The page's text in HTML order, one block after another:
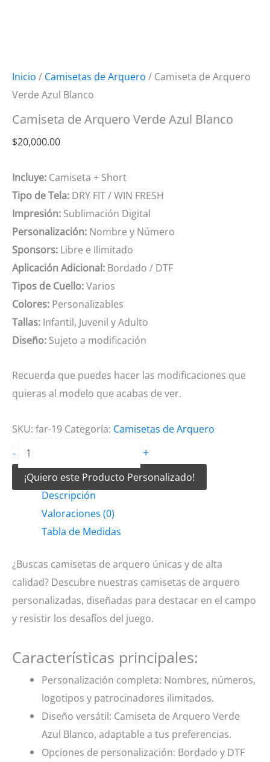
Inicio / Camisetas de Arquero / Camiseta de Arquero
Verde Azul Blanco
Camiseta de Arquero Verde Azul Blanco
$20,000.00
Incluye: Camiseta + Short
Tipo de Tela: DRY FIT / WIN FRESH
Impresión: Sublimación Digital
Personalización: Nombre y Número
Sponsors: Libre e Ilimitado
Aplicación Adicional: Bordado / DTF
Tipos de Cuello:Varios
Colores: Personalizables
Tallas: Infantil, Juvenil y Adulto
Diseño: Sujeto a modificación
Recuerda que puedes hacer las modificaciones que
quieras al modelo que acabas de ver.
SKU: far-19 Categoría: Camisetas de Arquero
-
Camiseta
de
Arquero
Verde
Blanco
+
¡Quiero este Producto Personalizado!
Descripción
Valoraciones (0)
Tabla de Medidas
¿Buscas camisetas de arquero únicas y de alta
calidad? Descubre nuestras camisetas de arquero
personalizadas, diseñadas para destacar en el campo
y resistir los desafíos del juego.
Características principales:
Personalización completa: Nombres, números,
logotipos y patrocinadores ilimitados.
Diseño versátil: Camiseta de Arquero Verde
Azul Blanco, adaptable a tus preferencias.
Opciones de personalización: Bordado y DTF